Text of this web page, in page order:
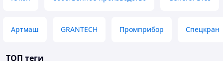
Артмаш GRANTECH Промприбор Спецкран
ТОП теги